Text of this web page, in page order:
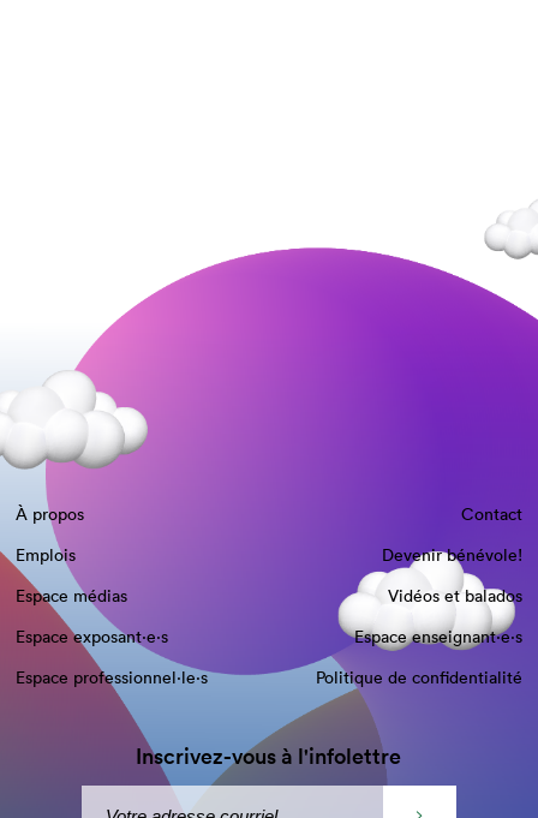
À propos
Contact
Emplois
Devenir bénévole!
Espace médias
Vidéos et balados
Espace exposant·e⋅s
Espace enseignant·e⋅s
Espace professionnel·le⋅s
Politique de confidentialité
Inscrivez-vous à l'infolettre